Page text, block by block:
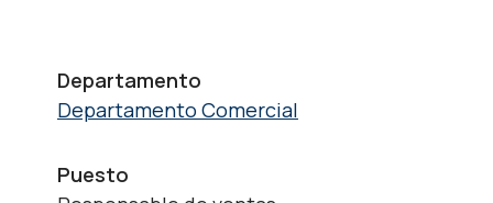
Departamento
Departamento Comercial
Puesto